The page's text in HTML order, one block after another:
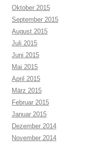
Oktober 2015
September 2015
August 2015
Juli 2015
Juni 2015
Mai 2015
April 2015
März 2015
Februar 2015
Januar 2015
Dezember 2014
November 2014